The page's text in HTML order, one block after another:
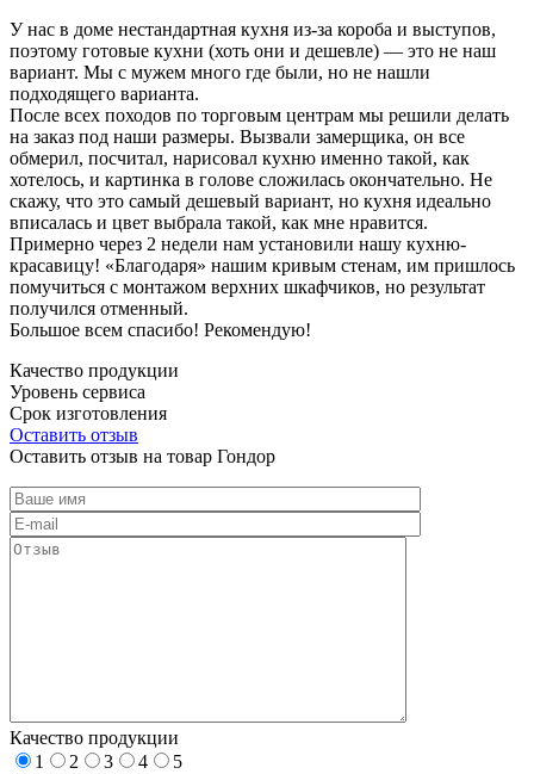
У нас в доме нестандартная кухня из-за короба и выступов,
поэтому готовые кухни (хоть они и дешевле) — это не наш
вариант. Мы с мужем много где были, но не нашли
подходящего варианта.
После всех походов по торговым центрам мы решили делать
на заказ под наши размеры. Вызвали замерщика, он все
обмерил, посчитал, нарисовал кухню именно такой, как
хотелось, и картинка в голове сложилась окончательно. Не
скажу, что это самый дешевый вариант, но кухня идеально
вписалась и цвет выбрала такой, как мне нравится.
Примерно через 2 недели нам установили нашу кухню-
красавицу! «Благодаря» нашим кривым стенам, им пришлось
помучиться с монтажом верхних шкафчиков, но результат
получился отменный.
Большое всем спасибо! Рекомендую!
Качество продукции
Уровень сервиса
Срок изготовления
Оставить отзыв
Оставить отзыв на товар Гондор
Качество продукции
1
2 3 4
5